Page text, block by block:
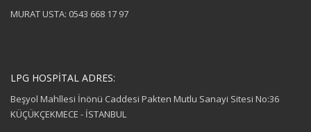
MURAT USTA: 0543 668 17 97
LPG HOSPİTAL ADRES:
Beşyol Mahllesi İnönü Caddesi Pakten Mutlu Sanayi Sitesi No:36
KÜÇÜKÇEKMECE - İSTANBUL